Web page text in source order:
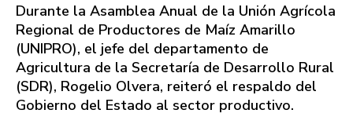
Durante la Asamblea Anual de la Unión Agrícola
Regional de Productores de Maíz Amarillo
(UNIPRO), el jefe del departamento de
Agricultura de la Secretaría de Desarrollo Rural
(SDR), Rogelio Olvera, reiteró el respaldo del
Gobierno del Estado al sector productivo.